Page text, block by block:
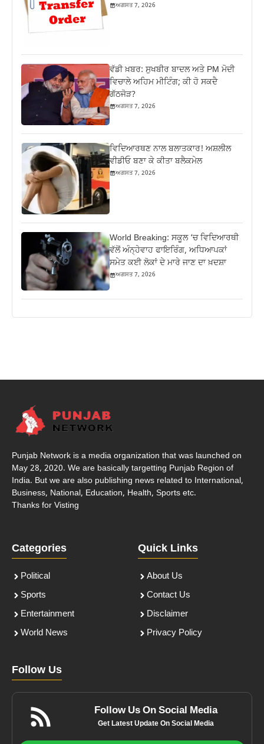
ਅਗਸਤ 7, 2026
ਵੱਡੀ ਖ਼ਬਰ: ਸੁਖਬੀਰ ਬਾਦਲ ਅਤੇ PM ਮੋਦੀ
ਵਿਚਾਲੇ ਅਹਿਮ ਮੀਟਿੰਗ; ਕੀ ਹੋ ਸਕਦੈ
ਗੱਠਜੋੜ?
ਅਗਸਤ 7, 2026
ਵਿਦਿਆਰਥਣ ਨਾਲ ਬਲਾਤਕਾਰ! ਅਸ਼ਲੀਲ
ਵੀਡੀਓ ਬਣਾ ਕੇ ਕੀਤਾ ਬਲੈਕਮੇਲ
ਅਗਸਤ 7, 2026
World Breaking: ਸਕੂਲ ‘ਚ ਵਿਦਿਆਰਥੀ
ਵੱਲੋਂ ਅੰਨ੍ਹੇਵਾਹ ਫਾਇਰਿੰਗ, ਅਧਿਆਪਕਾਂ
ਸਮੇਤ ਕਈ ਲੋਕਾਂ ਦੇ ਮਾਰੇ ਜਾਣ ਦਾ ਖ਼ਦਸ਼ਾ
ਅਗਸਤ 7, 2026
Punjab Network is a media organization that was launched on
May 28, 2020. We are basically targetting Punjab Region of
India. But we are also publishing news related to International,
Business, National, Education, Health, Sports etc.
Thanks for Visting
Categories
Political
Sports
Entertainment
World News
Quick Links
About Us
Contact Us
Disclaimer
Privacy Policy
Follow Us
Follow Us On Social Media
Get Latest Update On Social Media